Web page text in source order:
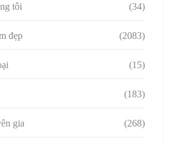
tôi (34)
đẹp (2083)
(15)
(183)
gia (268)